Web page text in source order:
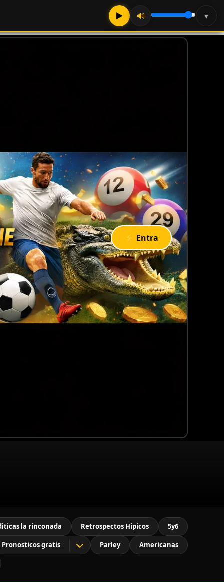
▶ 🔊 ▾
⚡ Entra
la rinconada Retrospectos Hipicos 5y6
Pronosticos gratis Parley Americanas